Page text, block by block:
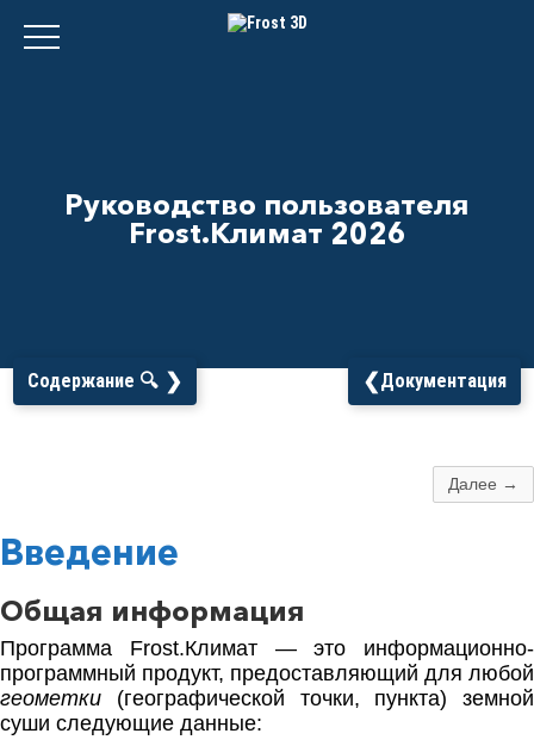
Руководство пользователя
Frost.Климат 2026
Далее →
Введение
Общая информация
Программа Frost.Климат — это информационно-
программный продукт, предоставля­ющий для любой
геометки (географической точки, пункта) земной
суши следующие данные:
❮Документация
Содержание 🔍 ❯